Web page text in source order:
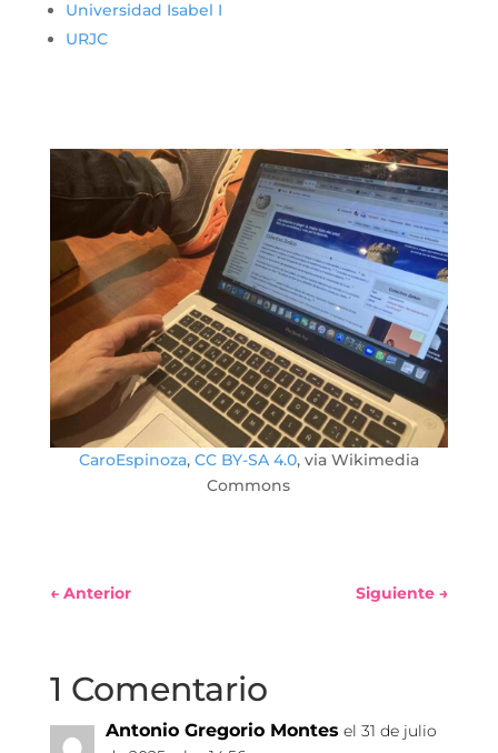
Universidad Isabel I
URJC
CaroEspinoza, CC BY-SA 4.0, via Wikimedia
Commons
← Anterior Siguiente →
1 Comentario
Antonio Gregorio Montes el 31 de julio